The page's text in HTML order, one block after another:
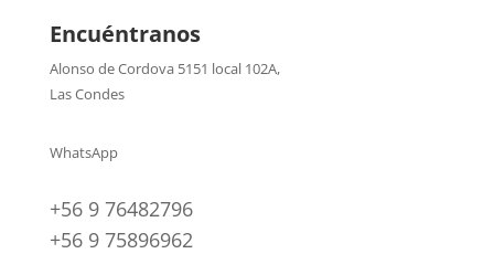
Encuéntranos
Alonso de Cordova 5151 local 102A,
Las Condes
WhatsApp
+56 9 76482796
+56 9 75896962